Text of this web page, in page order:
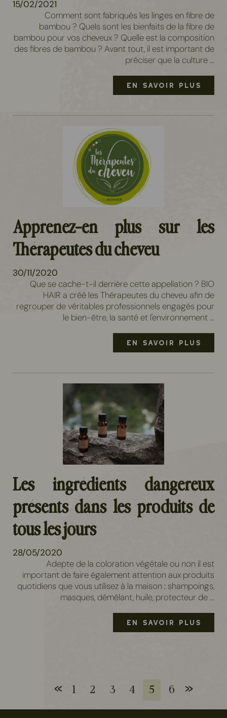
15/02/2021
Comment sont fabriqués les linges en fibre de
bambou ? Quels sont les bienfaits de la fibre de
bambou pour vos cheveux ? Quelle est la composition
des fibres de bambou ? Avant tout, il est important de
préciser que la culture ...
EN SAVOIR PLUS
Apprenez-en plus sur les
Thérapeutes du cheveu
30/11/2020
Que se cache-t-il derrière cette appellation ? BIO
HAIR a créé les Thérapeutes du cheveu afin de
regrouper de véritables professionnels engagés pour
le bien-être, la santé et l'environnement ...
EN SAVOIR PLUS
Les ingrédients dangereux
présents dans les produits de
tous les jours
28/05/2020
Adepte de la coloration végétale ou non il est
important de faire également attention aux produits
quotidiens que vous utilisez à la maison : shampoings,
masques, démêlant, huile, protecteur de ...
EN SAVOIR PLUS
« 1 2 3 4 5 6 »